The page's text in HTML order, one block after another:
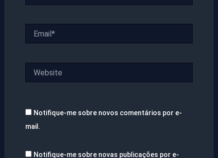
Notifique-me sobre novos comentários por e-
mail.
Notifique-me sobre novas publicações por e-